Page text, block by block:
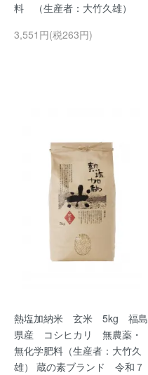
料 （生産者：大竹久雄）
3,551円(税263円)
熱塩加納米 玄米 5kg 福島
県産 コシヒカリ 無農薬・
無化学肥料（生産者：大竹久
雄） 蔵の素ブランド 令和７